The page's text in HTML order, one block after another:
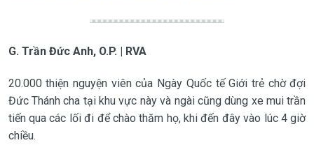
G. Trần Đức Anh, O.P. | RVA
20.000 thiện nguyện viên của Ngày Quốc tế Giới trẻ chờ đợi
Đức Thánh cha tại khu vực này và ngài cũng dùng xe mui trần
tiến qua các lối đi để chào thăm họ, khi đến đây vào lúc 4 giờ
chiều.